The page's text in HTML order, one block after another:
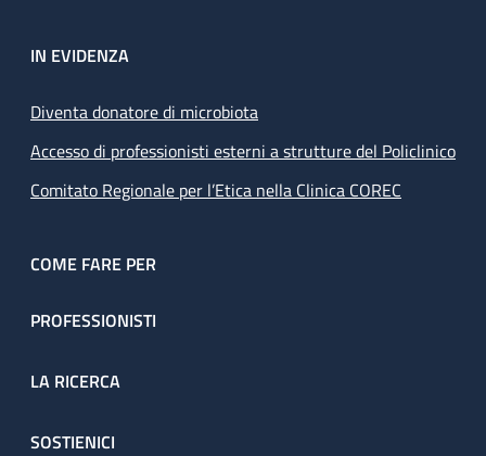
IN EVIDENZA
Diventa donatore di microbiota
Accesso di professionisti esterni a strutture del Policlinico
Comitato Regionale per l’Etica nella Clinica COREC
COME FARE PER
PROFESSIONISTI
LA RICERCA
SOSTIENICI